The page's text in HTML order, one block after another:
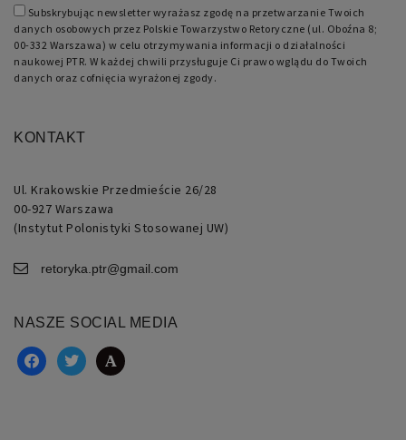
Subskrybując newsletter wyrażasz zgodę na przetwarzanie Twoich
danych osobowych przez Polskie Towarzystwo Retoryczne (ul. Oboźna 8;
00-332 Warszawa) w celu otrzymywania informacji o działalności
naukowej PTR. W każdej chwili przysługuje Ci prawo wglądu do Twoich
danych oraz cofnięcia wyrażonej zgody.
KONTAKT
Ul. Krakowskie Przedmieście 26/28
00-927 Warszawa
(Instytut Polonistyki Stosowanej UW)
retoryka.ptr@gmail.com
NASZE SOCIAL MEDIA
facebooktwitter academia